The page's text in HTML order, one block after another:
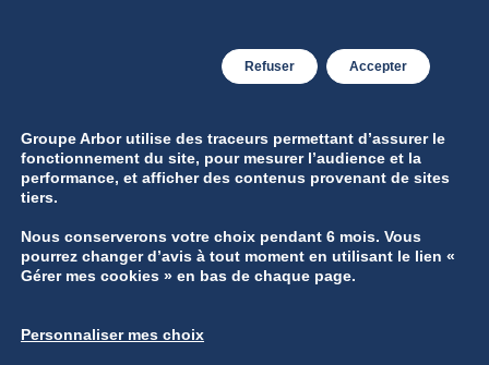
Gestion des données personnelles
Gérer mes cookies
Réalisation B17 Communication
Groupe Arbor utilise des traceurs permettant d’assurer le
fonctionnement du site, pour mesurer l’audience et la
performance, et afficher des contenus provenant de sites
tiers.
Nous conserverons votre choix pendant 6 mois. Vous
pourrez changer d’avis à tout moment en utilisant le lien «
Gérer mes cookies » en bas de chaque page.
Personnaliser mes choix
Accepter
Refuser